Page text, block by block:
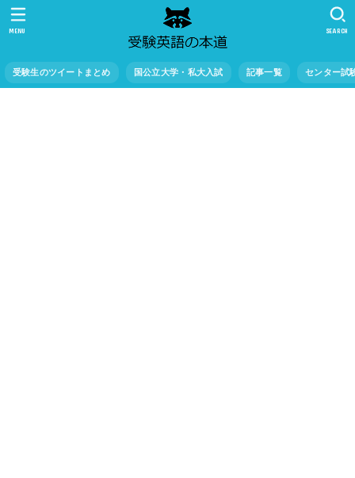
受験生のツイートまとめ 国公立大学・私大入試 記事一覧 センター試
SEARCH
MENU